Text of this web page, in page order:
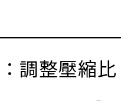
調整壓縮比